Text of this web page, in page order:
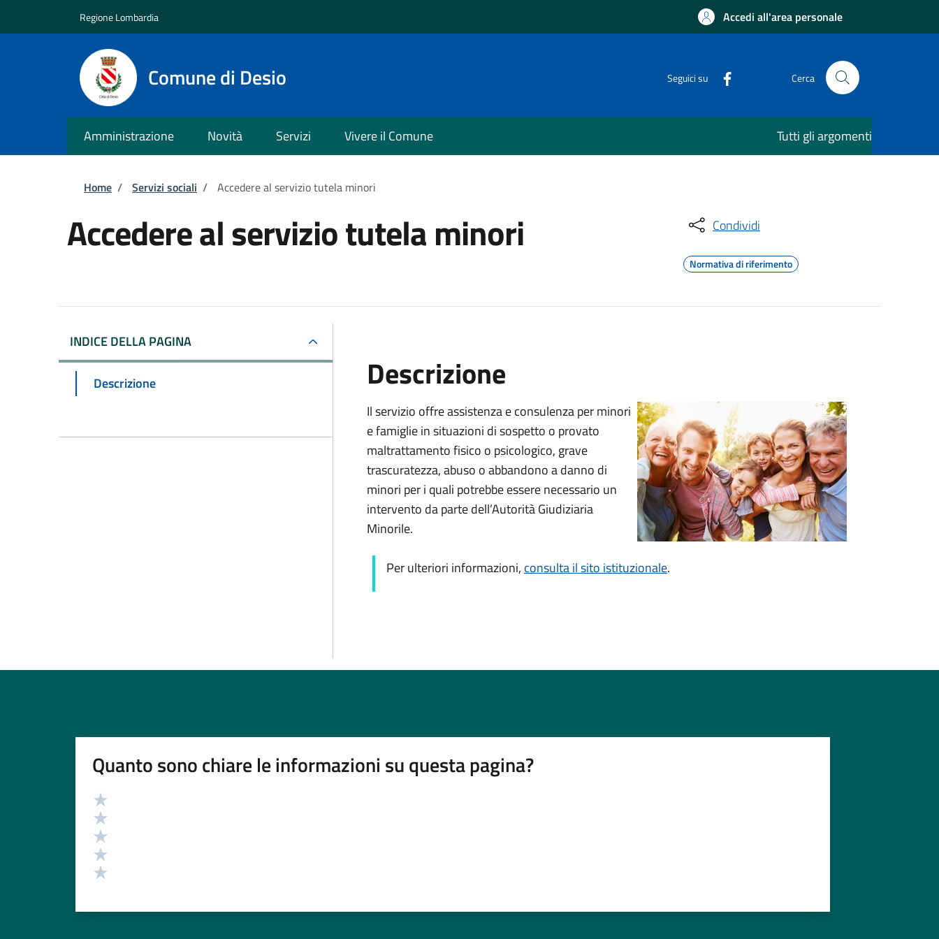
Regione Lombardia Accedi all'area personale
Comune di Desio Seguici su Cerca
Amministrazione Novità Servizi Vivere il Comune Tutti gli argomenti
Briciole di pane
Home / Servizi sociali / Accedere al servizio tutela minori
Accedere al servizio tutela minori Condividi
Normativa di riferimento
INDICE DELLA PAGINA
Descrizione Descrizione
Il servizio offre assistenza e consulenza per minori
e famiglie in situazioni di sospetto o provato
maltrattamento fisico o psicologico, grave
trascuratezza, abuso o abbandono a danno di
minori per i quali potrebbe essere necessario un
intervento da parte dell’Autorità Giudiziaria
Minorile.
Per ulteriori informazioni, consulta il sito istituzionale.
Quanto sono chiare le informazioni su questa pagina?
Valutazione